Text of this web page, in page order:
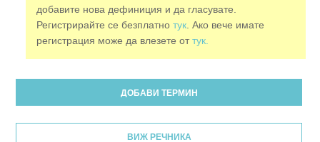
добавите нова дефиниция и да гласувате.
Регистрирайте се безплатнотук . Ако вече имате
регистрация може да влезете оттук.
ДОБАВИ ТЕРМИН
ВИЖ РЕЧНИКА